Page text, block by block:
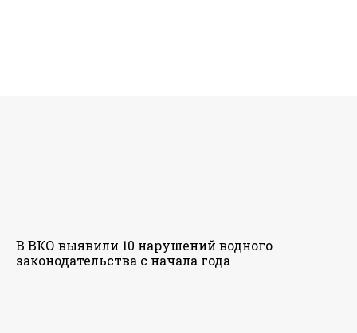
В ВКО выявили 10 нарушений водного
законодательства с начала года